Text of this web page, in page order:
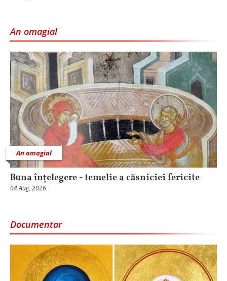
An omagial
An omagial
Buna înțelegere - temelie a căsniciei fericite
04 Aug, 2026
Documentar